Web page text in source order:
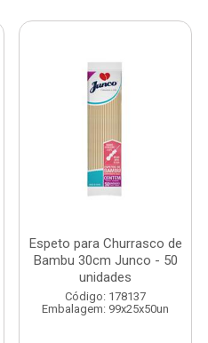
Espeto para Churrasco de
Bambu 30cm Junco - 50
unidades
Código: 178137
Embalagem: 99x25x50un